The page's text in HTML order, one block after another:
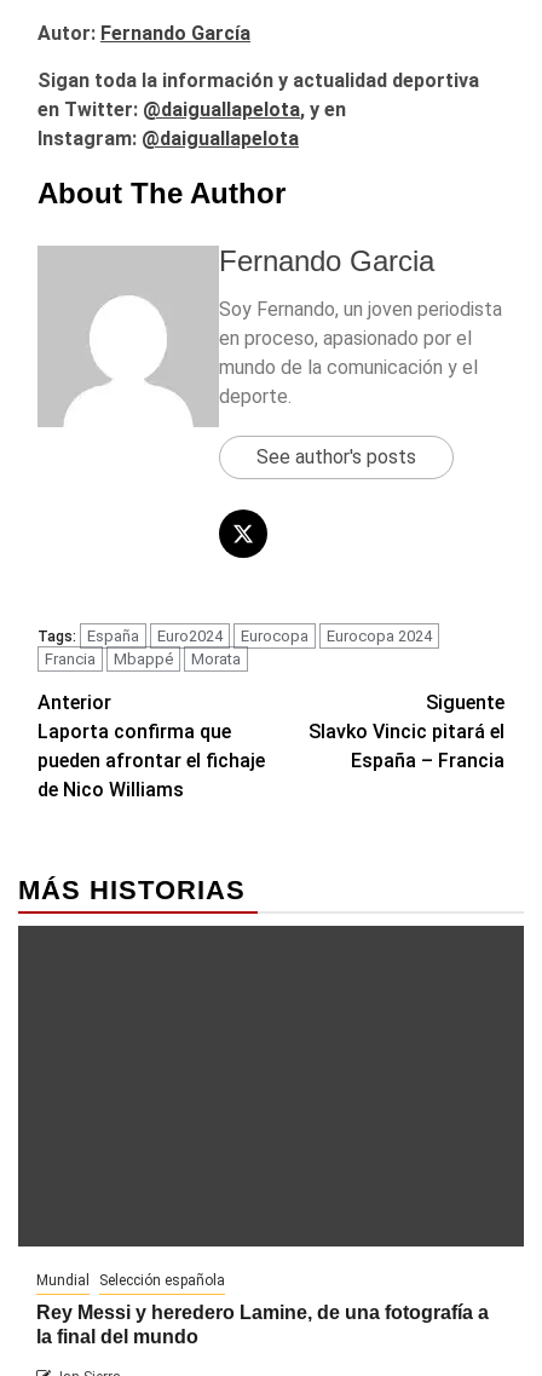
Autor: Fernando García
Sigan toda la información y actualidad deportiva
en Twitter: @daiguallapelota, y en
Instagram: @daiguallapelota
About The Author
Fernando Garcia
Soy Fernando, un joven periodista
en proceso, apasionado por el
mundo de la comunicación y el
deporte.
See author's posts
Tags: España Euro2024 Eurocopa
Eurocopa 2024
Francia
Mbappé Morata
Navegación
de
entradas
Anterior
Laporta confirma que
pueden afrontar el fichaje
de Nico Williams
Siguente
Slavko Vincic pitará el
España – Francia
MÁS HISTORIAS
Mundial Selección española
Rey Messi y heredero Lamine, de una fotografía a
la final del mundo